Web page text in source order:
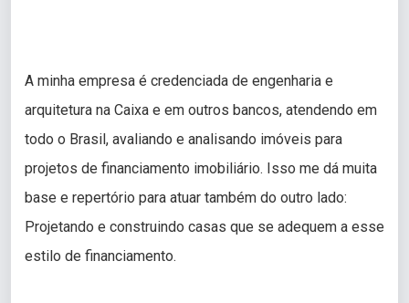
A minha empresa é credenciada de engenharia e
arquitetura na Caixa e em outros bancos, atendendo em
todo o Brasil, avaliando e analisando imóveis para
projetos de financiamento imobiliário. Isso me dá muita
base e repertório para atuar também do outro lado:
Projetando e construindo casas que se adequem a esse
estilo de financiamento.